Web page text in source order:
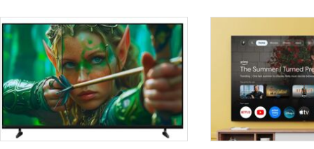
dùng cho phòng bao nhiêu m2?